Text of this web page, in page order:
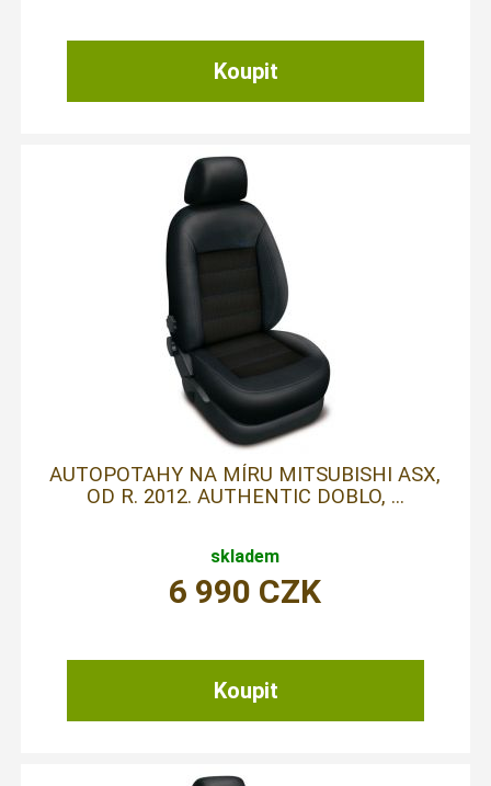
AUTOPOTAHY NA MÍRU MITSUBISHI ASX,
OD R. 2012. AUTHENTIC DOBLO, ...
skladem
6 990 CZK